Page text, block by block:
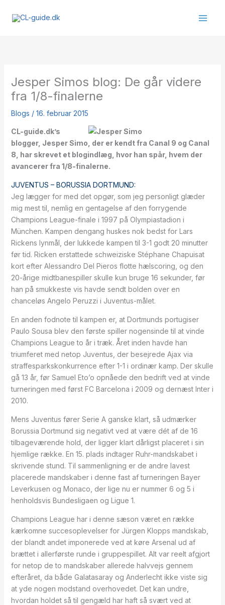
Jesper Simos blog: De går videre
fra 1/8-finalerne
Blogs / 16. februar 2015
CL-guide.dk’s
blogger, Jesper Simo, der er kendt fra Canal 9 og Canal
8, har skrevet et blogindlæg, hvor han spår, hvem der
avancerer fra 1/8-finalerne.
JUVENTUS – BORUSSIA DORTMUND:
Jeg lægger for med det opgør, som jeg personligt glæder
mig mest til, nemlig en gentagelse af den forrygende
Champions League-finale i 1997 på Olympiastadion i
München. Kampen dengang huskes nok bedst for Lars
Rickens lynmål, der lukkede kampen til 3-1 godt 20 minutter
før tid. Ricken erstattede schweiziske Stéphane Chapuisat
kort efter Alessandro Del Pieros flotte hælscoring, og den
20-årige midtbanespiller skulle kun bruge 16 sekunder, før
han på smukkeste vis havde sendt bolden over en
chanceløs Angelo Peruzzi i Juventus-målet.
En anden fodnote til kampen er, at Dortmunds portugiser
Paulo Sousa blev den første spiller nogensinde til at vinde
Champions League to år i træk. Året inden havde han
triumferet med netop Juventus, der besejrede Ajax via
straffesparkskonkurrence efter 1-1 i ordinær kamp. Der skulle
gå 13 år, før Samuel Eto’o opnåede den bedrift ved at vinde
turneringen med først FC Barcelona i 2009 og dernæst Inter i
2010.
Mens Juventus fører Serie A ganske klart, så udmærker
Borussia Dortmund sig negativt ved at være dét af de 16
tilbageværende hold, der ligger klart dårligst placeret i sin
hjemlige række. En 15. plads indtager Ruhr-mandskabet i
skrivende stund. Til sammenligning er de andre lavest
placerede mandskaber i denne fast af turneringen Bayer
Leverkusen og Monaco, der lige nu er nummer 6 og 5 i
henholdsvis Bundesligaen og Ligue 1.
Champions League har i denne sæson været en række
kærkomne succesoplevelser for Jürgen Klopps mandskab,
der blandt andet imponerede ved at køre Arsenal ud af
brættet i allerførste runde i gruppespillet. Alt var reelt afgjort
for netop de to mandskaber allerede halvvejs gennem
efteråret, da både Galatasaray og Anderlecht ikke viste sig
at yde nogen modstand overhovedet. Det kan undre,
hvordan holdet så til gengæld har haft så svært ved at